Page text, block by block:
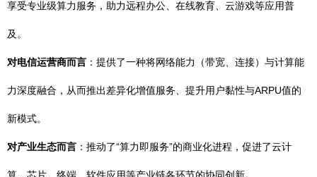
享受专业级算力服务，助力远程办公、在线教育、云游戏等应用普
及。
对电信运营商而言 ：提供了一种将网络能力（带宽、连接）与计算能
力深度融合，从而推出差异化增值服务、提升用户黏性与ARPU值的
新模式。
对产业生态而言 ：推动了“算力即服务”的商业化进程，促进了云计